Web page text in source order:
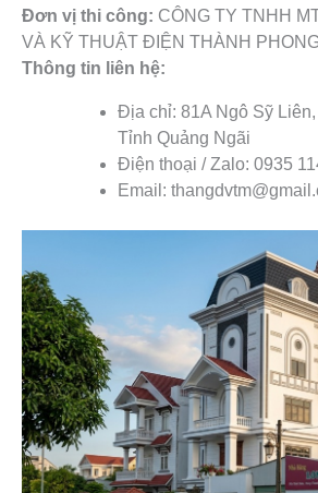
Đơn vị thi công: CÔNG TY TNHH
VÀ KỸ THUẬT ĐIỆN THÀNH
Thông tin liên hệ:
Địa chỉ: 81A Ngô Sỹ
Tỉnh Quảng Ngãi
Điện thoại / Zalo: 0935
Email: